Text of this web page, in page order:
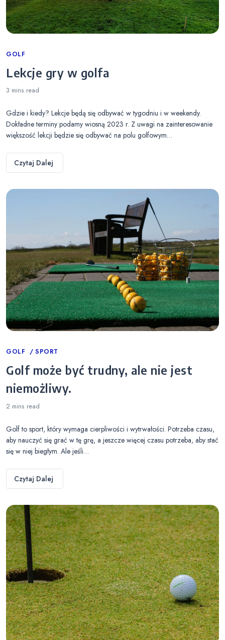
Categories
GOLF
Lekcje gry w golfa
3 mins read
Gdzie i kiedy? Lekcje będą się odbywać w tygodniu i w weekendy.
Dokładne terminy podamy wiosną 2023 r. Z uwagi na zainteresowanie
większość lekcji będzie się odbywać na polu golfowym…
Czytaj Dalej
Categories
GOLF SPORT
Golf może być trudny, ale nie jest
niemożliwy.
2 mins read
Golf to sport, który wymaga cierpliwości i wytrwałości. Potrzeba czasu,
aby nauczyć się grać w tę grę, a jeszcze więcej czasu potrzeba, aby stać
się w niej biegłym. Ale jeśli…
Czytaj Dalej